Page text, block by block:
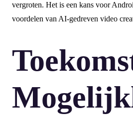
vergroten. Het is een kans voor
voordelen van AI-gedreven video